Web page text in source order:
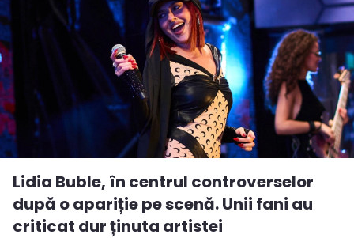
Lidia Buble, în centrul controverselor
după o apariție pe scenă. Unii fani au
criticat dur ținuta artistei